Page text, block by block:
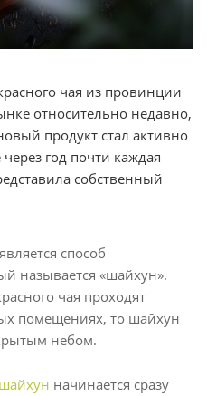
чая из провинции
относительно недавно,
продукт стал активно
год почти каждая
собственный
способ
называется «шайхун».
чая проходят
помещениях, то шайхун
небом.
начинается сразу